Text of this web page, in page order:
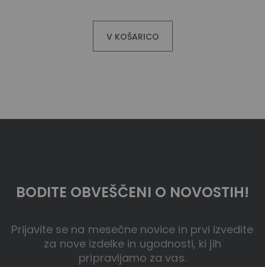
V KOŠARICO
BODITE OBVEŠČENI O NOVOSTIH!
Prijavite se na mesečne novice in prvi izvedite
za nove izdelke in ugodnosti, ki jih
pripravljamo za vas.